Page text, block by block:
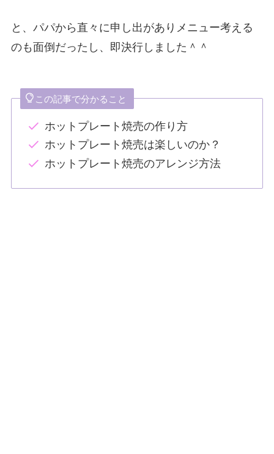
と、パパから直々に申し出がありメニュー考える
のも面倒だったし、即決行しました＾＾
この記事で分かること
ホットプレート焼売の作り方
ホットプレート焼売は楽しいのか？
ホットプレート焼売のアレンジ方法